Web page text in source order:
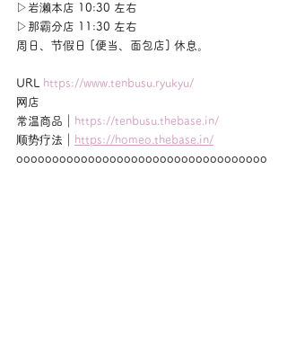
▷岩濑本店 10:30 左右
▷那霸分店 11:30 左右
周日、节假日 [便当、面包店] 休息。
URL
https://www.tenbusu.ryukyu/
网店
常温商品｜
https://tenbusu.thebase.in/
顺势疗法｜
https://homeo.thebase.in/
ooooooooooooooooooooooooooooooooooo